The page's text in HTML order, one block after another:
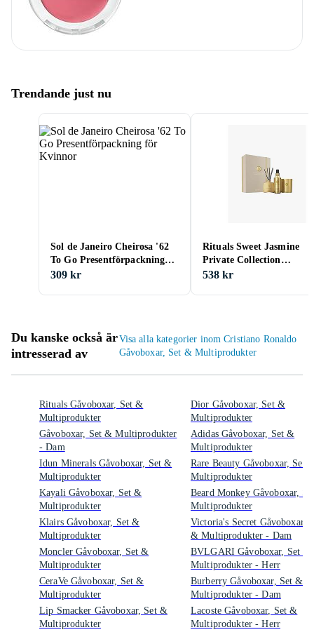
Trendande just nu
Sol de Janeiro Cheirosa '62
To Go Presentförpackning
för Kvinnor
309 kr
Rituals Sweet Jasmine
Private Collection
Presentförpackning
538 kr
Du kanske också är
intresserad av
Visa alla kategorier inom Cristiano Ronaldo
Gåvoboxar, Set & Multiprodukter
Rituals Gåvoboxar, Set &
Multiprodukter
Gåvoboxar, Set & Multiprodukter
- Dam
Idun Minerals Gåvoboxar, Set &
Multiprodukter
Kayali Gåvoboxar, Set &
Multiprodukter
Klairs Gåvoboxar, Set &
Multiprodukter
Moncler Gåvoboxar, Set &
Multiprodukter
CeraVe Gåvoboxar, Set &
Multiprodukter
Lip Smacker Gåvoboxar, Set &
Multiprodukter
Dior Gåvoboxar, Set &
Multiprodukter
Adidas Gåvoboxar, Set &
Multiprodukter
Rare Beauty Gåvoboxar, Set
Multiprodukter
Beard Monkey Gåvoboxar,
Multiprodukter
Victoria's Secret Gåvoboxar,
& Multiprodukter - Dam
BVLGARI Gåvoboxar, Set &
Multiprodukter - Herr
Burberry Gåvoboxar, Set &
Multiprodukter - Dam
Lacoste Gåvoboxar, Set &
Multiprodukter - Herr